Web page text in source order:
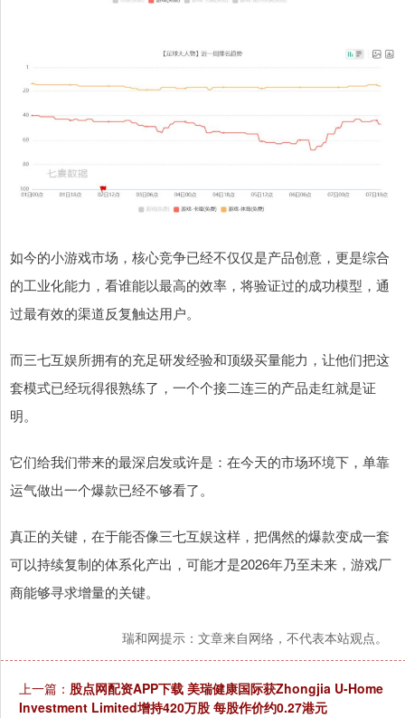
如今的小游戏市场，核心竞争已经不仅仅是产品创意，更是综合
的工业化能力，看谁能以最高的效率，将验证过的成功模型，通
过最有效的渠道反复触达用户。
而三七互娱所拥有的充足研发经验和顶级买量能力，让他们把这
套模式已经玩得很熟练了，一个个接二连三的产品走红就是证
明。
它们给我们带来的最深启发或许是：在今天的市场环境下，单靠
运气做出一个爆款已经不够看了。
真正的关键，在于能否像三七互娱这样，把偶然的爆款变成一套
可以持续复制的体系化产出，可能才是2026年乃至未来，游戏厂
商能够寻求增量的关键。
瑞和网提示：文章来自网络，不代表本站观点。
上一篇： 股点网配资APP下载 美瑞健康国际获Zhongjia U-Home
Investment Limited增持420万股 每股作价约0.27港元